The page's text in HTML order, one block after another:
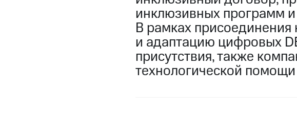
инклюзивных программ
В рамках присоединения
и адаптацию цифровых
присутствия, также
технологической